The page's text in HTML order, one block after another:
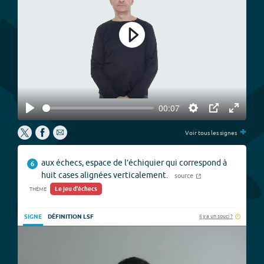
Play
00:07
Settings
PIP
Enter
Play
Voir tous les signes +
6
aux échecs, espace de l’échiquier qui correspond à
huit cases alignées verticalement.
source
THÈME Le jeu d'échecs
SIGNE DÉFINITION LSF Il y a un souci ?